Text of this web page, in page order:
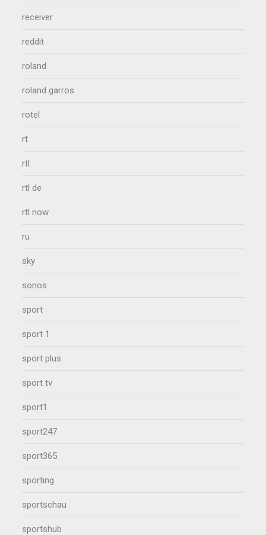
receiver
reddit
roland
roland garros
rotel
rt
rtl
rtl de
rtl now
ru
sky
sonos
sport
sport 1
sport plus
sport tv
sport1
sport247
sport365
sporting
sportschau
sportshub